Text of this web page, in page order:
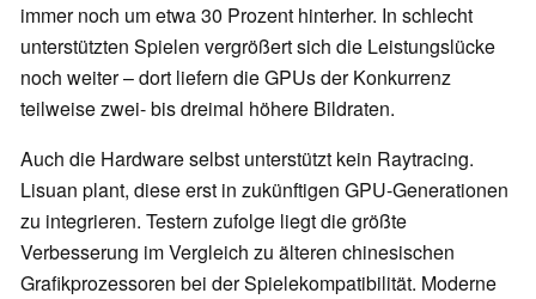
immer noch um etwa 30 Prozent hinterher. In schlecht
unterstützten Spielen vergrößert sich die Leistungslücke
noch weiter – dort liefern die GPUs der Konkurrenz
teilweise zwei- bis dreimal höhere Bildraten.
Auch die Hardware selbst unterstützt kein Raytracing.
Lisuan plant, diese erst in zukünftigen GPU-Generationen
zu integrieren. Testern zufolge liegt die größte
Verbesserung im Vergleich zu älteren chinesischen
Grafikprozessoren bei der Spielekompatibilität. Moderne